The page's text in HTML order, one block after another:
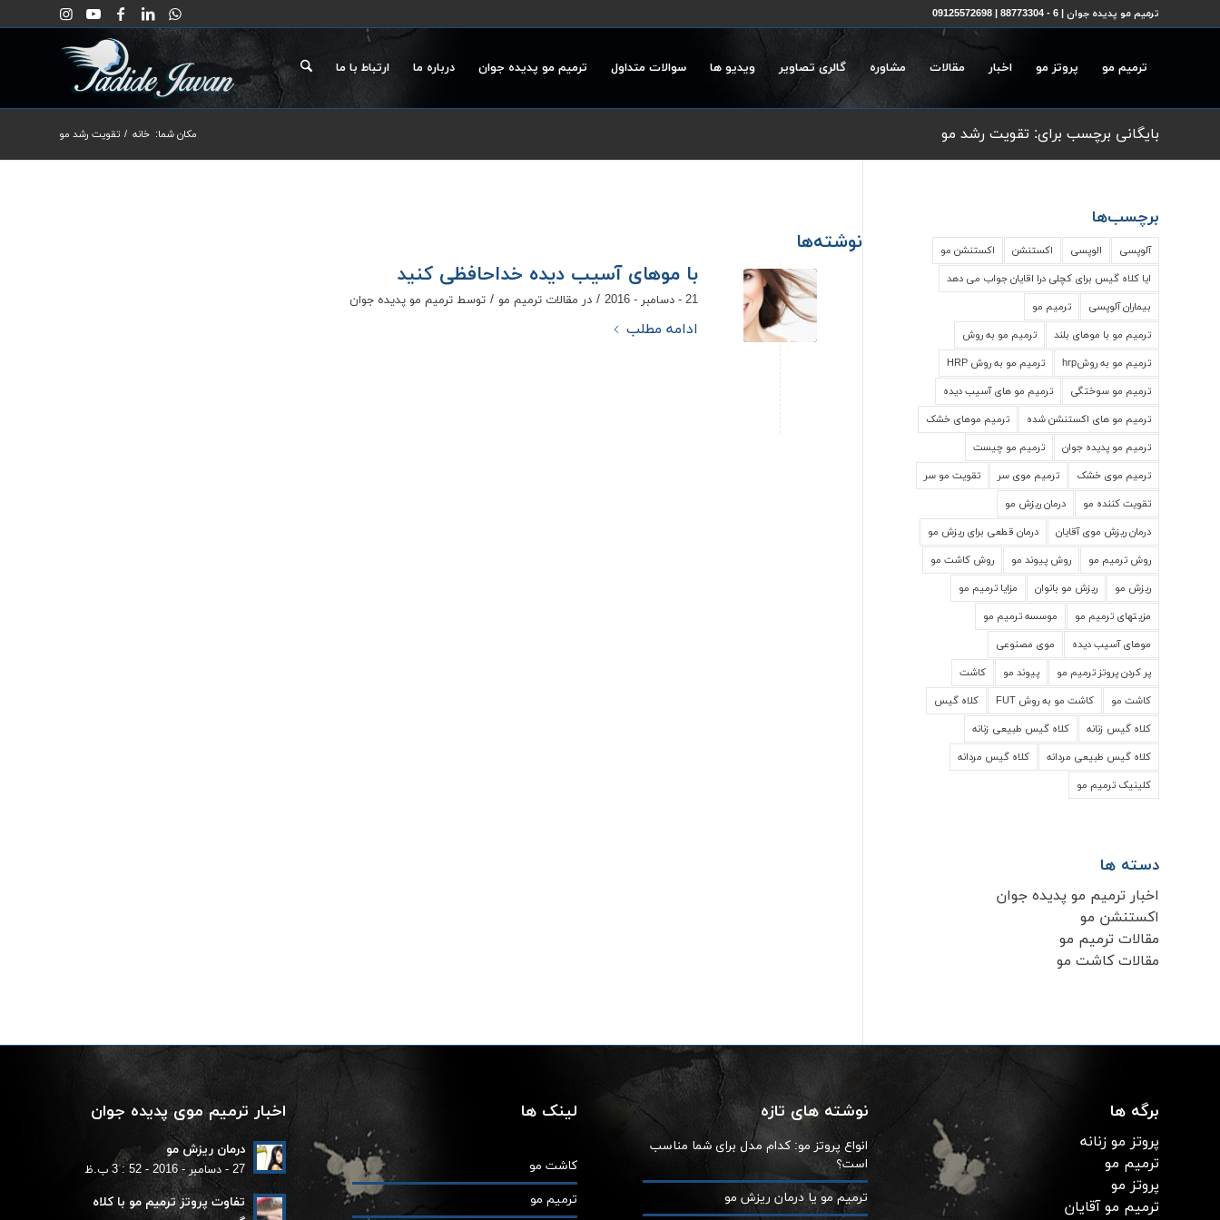
ترمیم مو پدیده جوان | 6 - 88773304 | 09125572698
ترمیم مو پروتز مو اخبار مقالات مشاوره گالری تصاویر ویدیو ها سوالات متداول ترمیم مو پدیده جوان درباره ما ارتباط با ما
بایگانی برچسب برای: تقویت رشد مو مکان شما: خانه / تقویت رشد مو
نوشته‌ها
با موهای آسیب دیده خداحافظی کنید
21 - دسامبر - 2016 / در مقالات ترمیم مو / توسط ترمیم مو پدیده جوان
ادامه مطلب
برچسب‌ها
آلوپسی الوپسی اکستنشن
اکستنشن مو
ایا کلاه گیس برای کچلی درا اقایان جواب می دهد
بیماران آلوپسی
ترمیم مو
ترمیم مو با موهای بلند
ترمیم مو به روش
ترمیم مو به روشhrp
ترمیم مو به روش HRP
ترمیم مو سوختگی
ترمیم مو های آسیب دیده
ترمیم مو های اکستنشن شده
ترمیم موهای خشک
ترمیم مو پدیده جوان
ترمیم مو چیست
ترمیم موی خشک
ترمیم موی سر
تقویت مو سر
تقویت کننده مو
درمان ریزش مو
درمان ریزش موی آقایان
درمان قطعی برای ریزش مو
روش ترمیم مو
روش پیوند مو
روش کاشت مو
ریزش مو
ریزش مو بانوان
مزایا ترمیم مو
مزیتهای ترمیم مو
موسسه ترمیم مو
موهای آسیب دیده
موی مصنوعی
پر کردن پروتز ترمیم مو
پیوند مو
کاشت
کاشت مو
کاشت مو به روش FUT
کلاه گیس
کلاه گیس زنانه
کلاه گیس طبیعی زنانه
کلاه گیس طبیعی مردانه
کلاه گیس مردانه
کلینیک ترمیم مو
دسته ها
اخبار ترمیم مو پدیده جوان
اکستنشن مو
مقالات ترمیم مو
مقالات کاشت مو
برگه ها
پروتز مو زنانه
ترمیم مو
پروتز مو
ترمیم مو آقایان
نوشته های تازه
انواع پروتز مو: کدام مدل برای شما مناسب
است؟
ترمیم مو یا درمان ریزش مو
لینک ها
کاشت مو
ترمیم مو
اخبار ترمیم موی پدیده جوان
درمان ریزش مو
27 - دسامبر - 2016 - 52 : 3 ب.ظ
تفاوت پروتز ترمیم مو با کلاه